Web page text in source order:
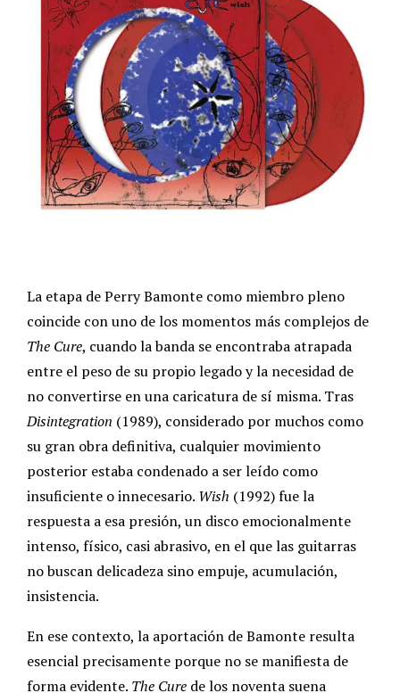
La etapa de Perry Bamonte como miembro pleno
coincide con uno de los momentos más complejos de
The Cure, cuando la banda se encontraba atrapada
entre el peso de su propio legado y la necesidad de
no convertirse en una caricatura de sí misma. Tras
Disintegration (1989), considerado por muchos como
su gran obra definitiva, cualquier movimiento
posterior estaba condenado a ser leído como
insuficiente o innecesario. Wish (1992) fue la
respuesta a esa presión, un disco emocionalmente
intenso, físico, casi abrasivo, en el que las guitarras
no buscan delicadeza sino empuje, acumulación,
insistencia.
En ese contexto, la aportación de Bamonte resulta
esencial precisamente porque no se manifiesta de
forma evidente. The Cure de los noventa suena